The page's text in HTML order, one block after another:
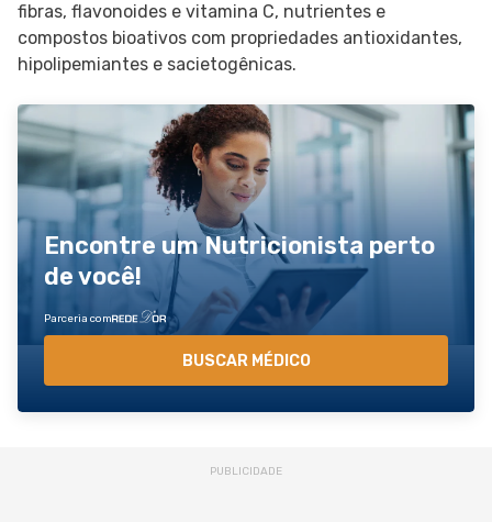
fibras, flavonoides e vitamina C, nutrientes e
compostos bioativos com propriedades antioxidantes,
hipolipemiantes e sacietogênicas.
Encontre um Nutricionista perto
de você!
Parceria com
BUSCAR MÉDICO